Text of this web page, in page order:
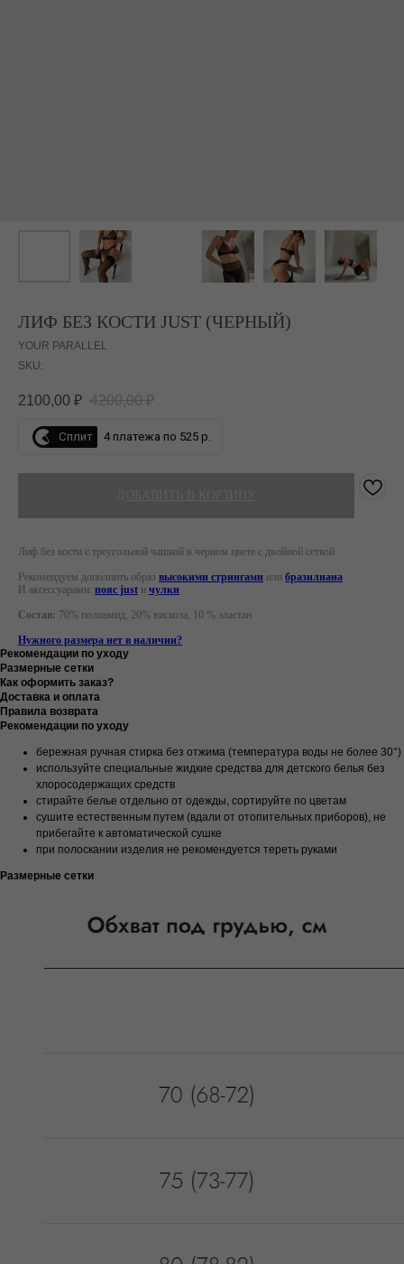
ЛИФ БЕЗ КОСТИ JUST (ЧЕРНЫЙ)
YOUR PARALLEL
SKU:
2100,00 ₽ 4200,00 ₽
Сплит 4 платежа по 525 р.
Лиф без кости с треугольной чашкой в черном цвете с двойной сеткой
Рекомендуем дополнить образ высокими стрингами или бразилиана
И аксессуарами: пояс just и чулки
Состав: 70% полиамид, 20% вискоза, 10 % эластан
Нужного размера нет в наличии?
Рекомендации по уходу
Размерные сетки
Как оформить заказ?
Доставка и оплата
Правила возврата
Рекомендации по уходу
бережная ручная стирка без отжима (температура воды не более 30°)
используйте специальные жидкие средства для детского белья без
хлоросодержащих средств
стирайте белье отдельно от одежды, сортируйте по цветам
сушите естественным путем (вдали от отопительных приборов), не
прибегайте к автоматической сушке
при полоскании изделия не рекомендуется тереть руками
Размерные сетки